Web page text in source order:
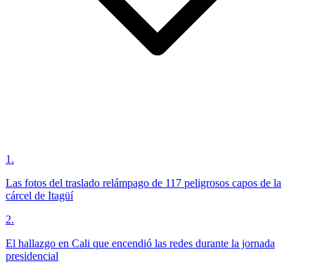
1 .
Las fotos del traslado relámpago de 117 peligrosos capos de la
cárcel de Itagüí
2.
El hallazgo en Cali que encendió las redes durante la jornada
presidencial